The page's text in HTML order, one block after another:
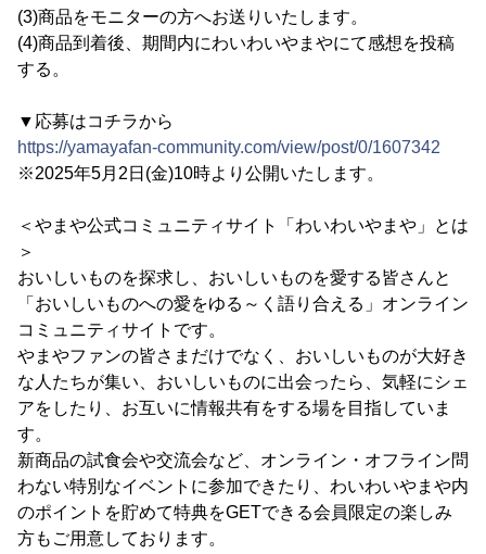
(3)商品をモニターの方へお送りいたします。
(4)商品到着後、期間内にわいわいやまやにて感想を投稿
する。
▼応募はコチラから
https://yamayafan-community.com/view/post/0/1607342
※2025年5月2日(金)10時より公開いたします。
＜やまや公式コミュニティサイト「わいわいやまや」とは
＞
おいしいものを探求し、おいしいものを愛する皆さんと
「おいしいものへの愛をゆる～く語り合える」オンライン
コミュニティサイトです。
やまやファンの皆さまだけでなく、おいしいものが大好き
な人たちが集い、おいしいものに出会ったら、気軽にシェ
アをしたり、お互いに情報共有をする場を目指していま
す。
新商品の試食会や交流会など、オンライン・オフライン問
わない特別なイベントに参加できたり、わいわいやまや内
のポイントを貯めて特典をGETできる会員限定の楽しみ
方もご用意しております。